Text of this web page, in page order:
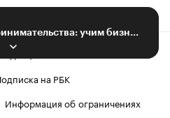
Редакция
на РБК
Информация об ограничениях